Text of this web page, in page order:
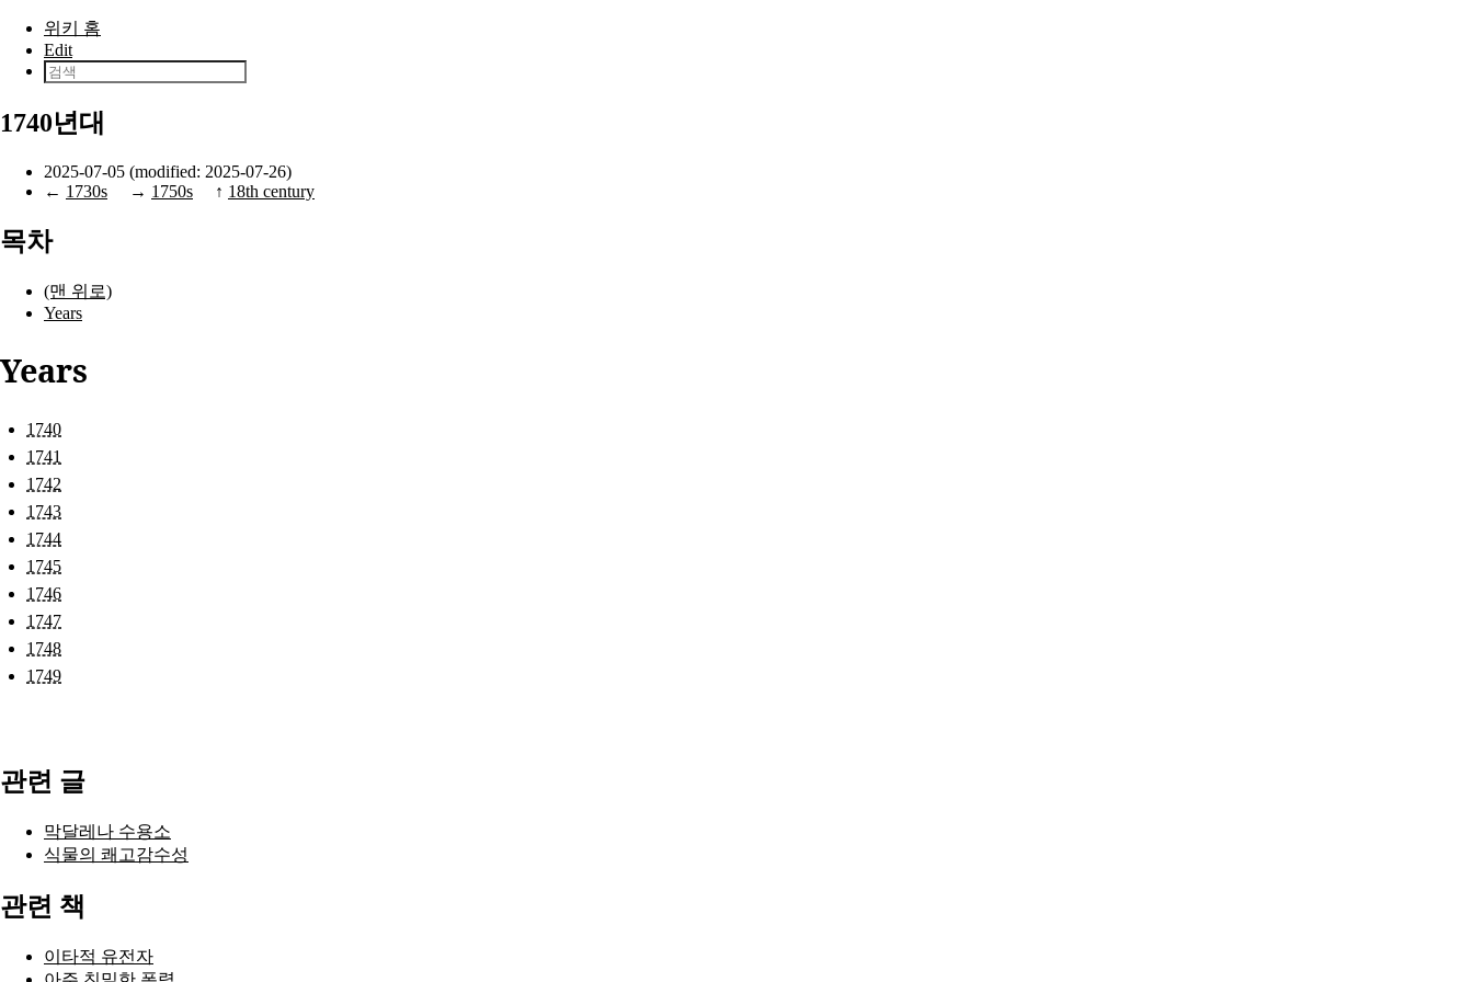
본문으로 건너뛰기
위키 홈
Edit
1740년대
2025-07-05 (modified: 2025-07-26)
← 1730s → 1750s ↑ 18th century
목차
(맨 위로)
Years
Years
1740
1741
1742
1743
1744
1745
1746
1747
1748
1749
관련 글
막달레나 수용소
식물의 쾌고감수성
관련 책
이타적 유전자